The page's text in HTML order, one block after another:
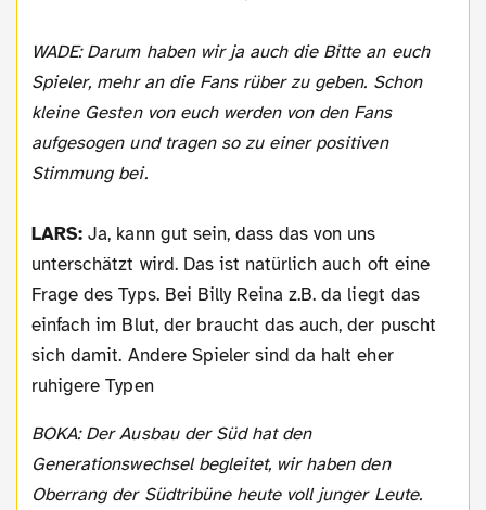
WADE: Darum haben wir ja auch die Bitte an euch
Spieler, mehr an die Fans rüber zu geben. Schon
kleine Gesten von euch werden von den Fans
aufgesogen und tragen so zu einer positiven
Stimmung bei.
LARS:Ja, kann gut sein, dass das von uns
unterschätzt wird. Das ist natürlich auch oft eine
Frage des Typs. Bei Billy Reina z.B. da liegt das
einfach im Blut, der braucht das auch, der puscht
sich damit. Andere Spieler sind da halt eher
ruhigere Typen
BOKA: Der Ausbau der Süd hat den
Generationswechsel begleitet, wir haben den
Oberrang der Südtribüne heute voll junger Leute.